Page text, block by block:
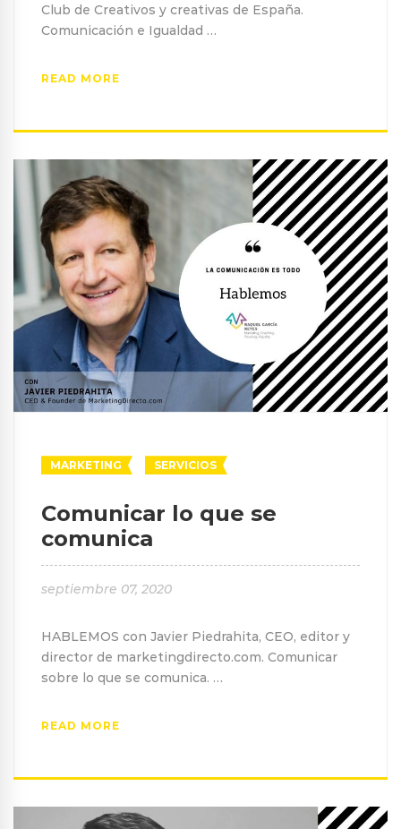
Club de Creativos y creativas de España.
Comunicación e Igualdad …
READ MORE
MARKETING SERVICIOS
Comunicar lo que se
comunica
septiembre 07, 2020
HABLEMOS con Javier Piedrahita, CEO, editor y
director de marketingdirecto.com. Comunicar
sobre lo que se comunica. …
READ MORE